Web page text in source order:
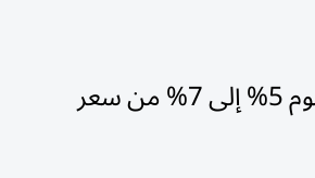
إيران تطالب برسوم 5% إلى 7% من سعر